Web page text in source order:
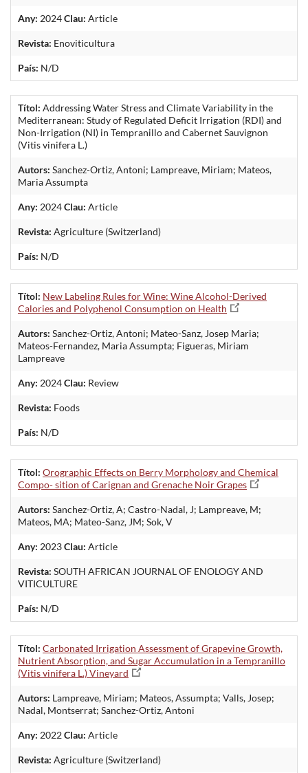
Any: 2024Clau: Article
Revista: Enoviticultura
País: N/D
Títol: Addressing Water Stress and Climate Variability in the
Mediterranean: Study of Regulated Deficit Irrigation (RDI) and
Non-Irrigation (NI) in Tempranillo and Cabernet Sauvignon
(Vitis vinifera L.)
Autors: Sanchez-Ortiz, Antoni; Lampreave, Miriam; Mateos,
Maria Assumpta
Any: 2024Clau: Article
Revista: Agriculture (Switzerland)
País: N/D
Títol: New Labeling Rules for Wine: Wine Alcohol-Derived
Calories and Polyphenol Consumption on Health
Autors: Sanchez-Ortiz, Antoni; Mateo-Sanz, Josep Maria;
Mateos-Fernandez, Maria Assumpta; Figueras, Miriam
Lampreave
Any: 2024Clau: Review
Revista: Foods
País: N/D
Títol: Orographic Effects on Berry Morphology and Chemical
Compo- sition of Carignan and Grenache Noir Grapes
Autors: Sanchez-Ortiz, A; Castro-Nadal, J; Lampreave, M;
Mateos, MA; Mateo-Sanz, JM; Sok, V
Any: 2023Clau: Article
Revista: SOUTH AFRICAN JOURNAL OF ENOLOGY AND
VITICULTURE
País: N/D
Títol: Carbonated Irrigation Assessment of Grapevine Growth,
Nutrient Absorption, and Sugar Accumulation in a Tempranillo
(Vitis vinifera L.) Vineyard
Autors: Lampreave, Miriam; Mateos, Assumpta; Valls, Josep;
Nadal, Montserrat; Sanchez-Ortiz, Antoni
Any: 2022Clau: Article
Revista: Agriculture (Switzerland)